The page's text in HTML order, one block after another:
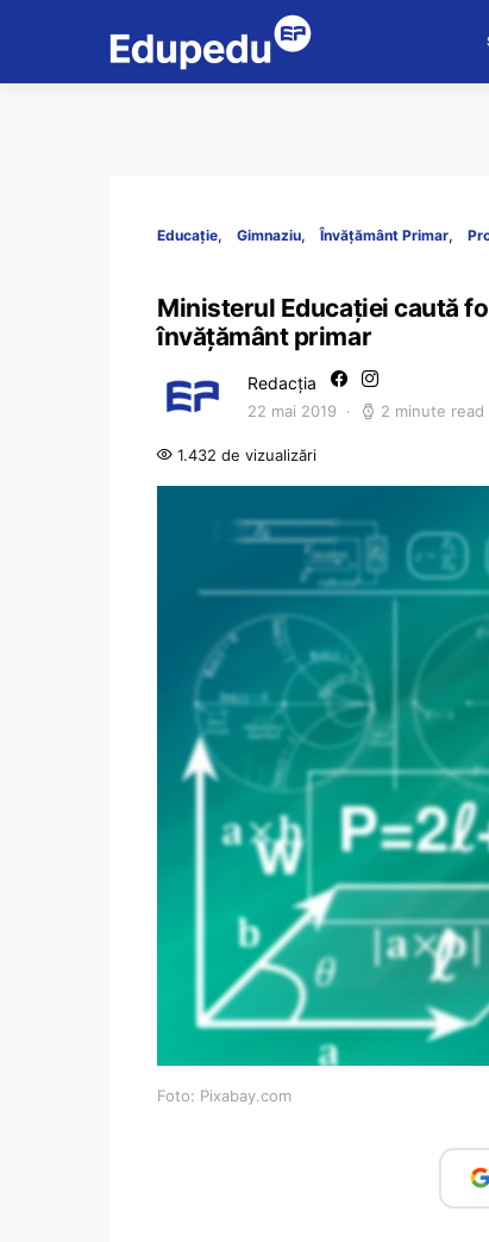
Educație Gimnaziu Învățământ Primar
Ministerul Educației caută
învățământ primar
Redacția
22 mai 2019 2 minute read
1.432 de vizualizări
Foto: Pixabay.com